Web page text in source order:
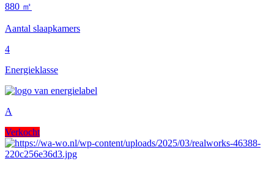
880 ㎡
Aantal slaapkamers
4
Energieklasse
A
Verkocht